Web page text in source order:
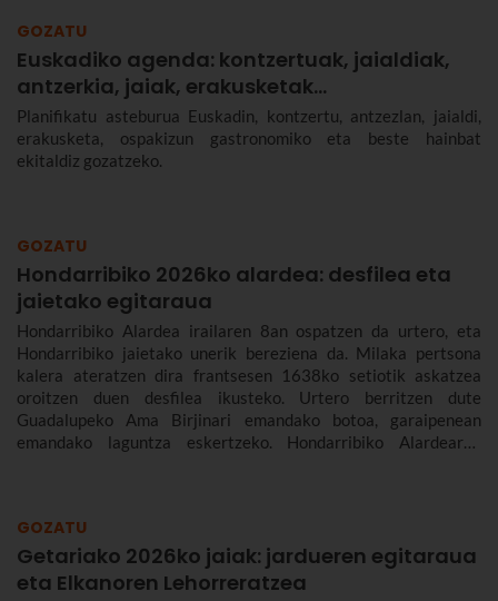
GOZATU
Euskadiko agenda: kontzertuak, jaialdiak,
antzerkia, jaiak, erakusketak…
Planifikatu asteburua Euskadin, kontzertu, antzezlan, jaialdi,
erakusketa, ospakizun gastronomiko eta beste hainbat
ekitaldiz gozatzeko.
GOZATU
Hondarribiko 2026ko alardea: desfilea eta
jaietako egitaraua
Hondarribiko Alardea irailaren 8an ospatzen da urtero, eta
Hondarribiko jaietako unerik bereziena da. Milaka pertsona
kalera ateratzen dira frantsesen 1638ko setiotik askatzea
oroitzen duen desfilea ikusteko. Urtero berritzen dute
Guadalupeko Ama Birjinari emandako botoa, garaipenean
emandako laguntza eskertzeko. Hondarribiko Alardearen
GOZATU
Getariako 2026ko jaiak: jardueren egitaraua
eta Elkanoren Lehorreratzea